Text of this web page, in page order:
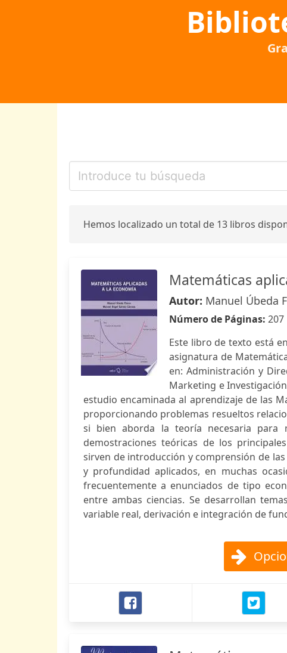
Hemos localizado un total de 13 libros
Matemáticas
Autor: Manuel Úbeda
Número de Páginas: 207
Este libro de texto está
asignatura de
en: Administración y
Marketing e
estudio encaminada al aprendizaje de las
proporcionando problemas resueltos
si bien aborda la teoría necesaria para
demostraciones teóricas de los
sirven de introducción y comprensión de
y profundidad aplicados, en muchas
frecuentemente a enunciados de tipo
entre ambas ciencias. Se desarrollan
variable real, derivación e integración de